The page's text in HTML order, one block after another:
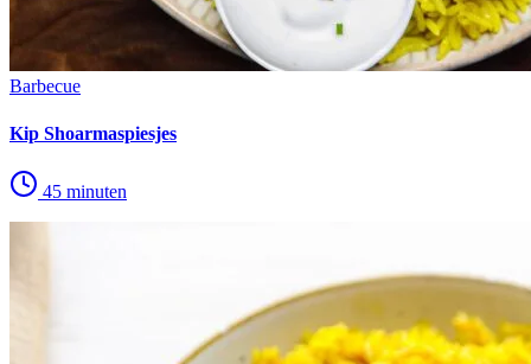
Barbecue
Kip Shoarmaspiesjes
45 minuten